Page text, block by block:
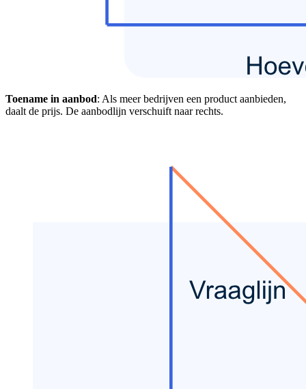
Toename in aanbod: Als meer bedrijven een product aanbieden,
daalt de prijs. De aanbodlijn verschuift naar rechts.